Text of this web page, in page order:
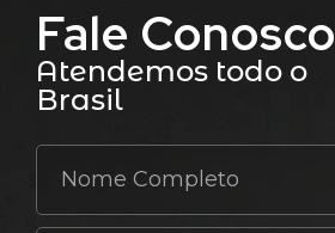
Fale Conosco
Atendemos todo o
Brasil